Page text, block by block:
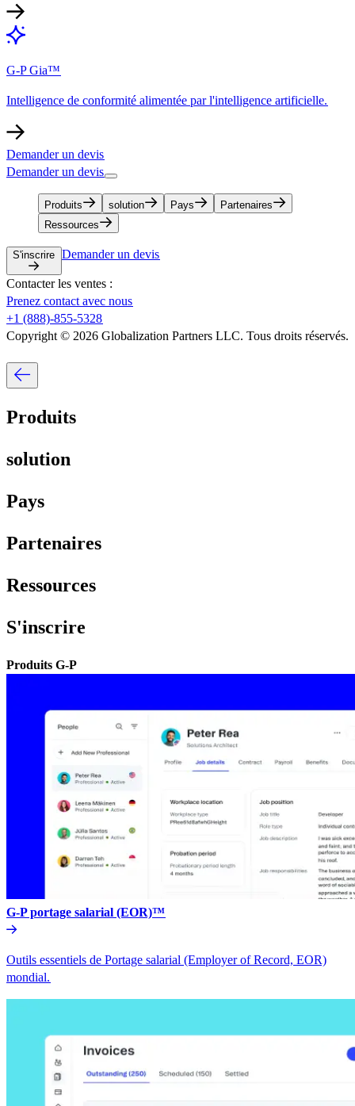
G-P Gia™​​
Intelligence de conformité alimentée par l'intelligence artificielle.​​
Demander un devis​​
Demander un devis​​
Produits​​ solution​​ Pays​​
Partenaires​​
Ressources​​
S'inscrire​​ Demander un devis​​
Contacter les ventes :​​
Prenez contact avec nous​​
+1 (888)-855-5328​​
Copyright © 2026 Globalization Partners LLC. Tous droits réservés.​​
Produits​​
solution​​
Pays​​
Partenaires​​
Ressources​​
S'inscrire​​
Produits G-P​​
G-P portage salarial (EOR)™​​
Outils essentiels de Portage salarial (Employer of Record, EOR)
mondial.​​